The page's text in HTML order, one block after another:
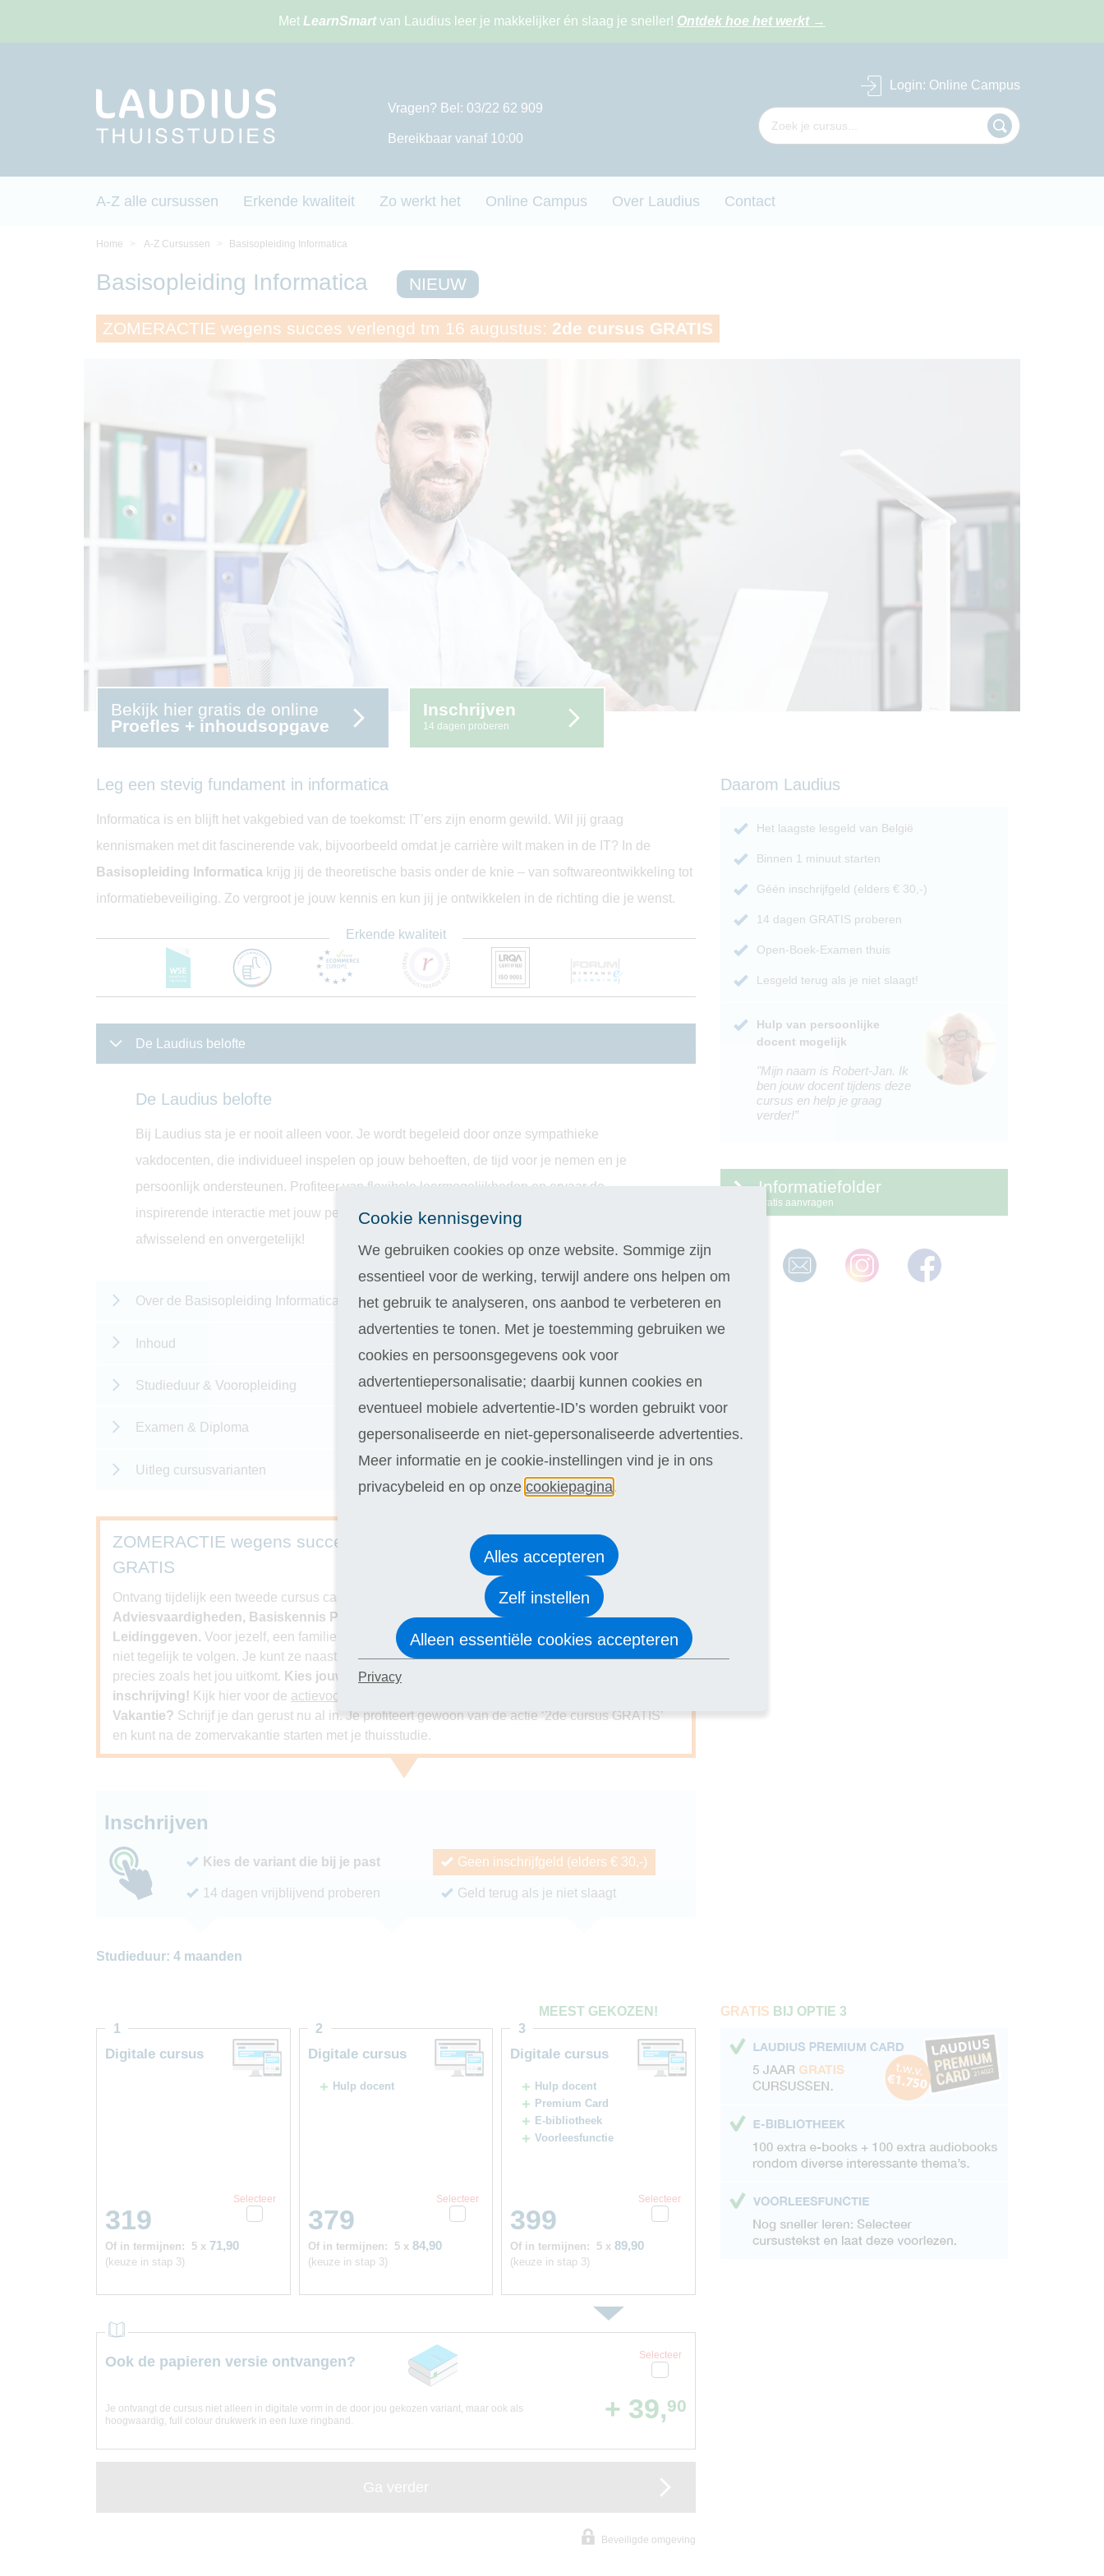
Met LearnSmartvan Laudius leer je makkelijker én slaag je sneller! Ontdek hoe het werkt →
Login: Online Campus
Vragen? Bel: 03/22 62 909
Bereikbaar vanaf 10:00
A-Z alle cursussen Erkende kwaliteit Zo werkt het Online Campus Over Laudius Contact
Home A-Z Cursussen Basisopleiding Informatica
Basisopleiding Informatica NIEUW
ZOMERACTIE wegens succes verlengd tm 16 augustus: 2de cursus GRATIS
Bekijk hier gratis de online
Proefles + inhoudsopgave
Inschrijven
14 dagen proberen
Leg een stevig fundament in informatica
Informatica is en blijft het vakgebied van de toekomst: IT’ers zijn enorm gewild. Wil jij graag
kennismaken met dit fascinerende vak, bijvoorbeeld omdat je carrière wilt maken in de IT? In de
Basisopleiding Informatica krijg jij de theoretische basis onder de knie – van softwareontwikkeling tot
informatiebeveiliging. Zo vergroot je jouw kennis en kun jij je ontwikkelen in de richting die je wenst.
Erkende kwaliteit
De Laudius belofte
De Laudius belofte
Bij Laudius sta je er nooit alleen voor. Je wordt begeleid door onze sympathieke
vakdocenten, die individueel inspelen op jouw behoeften, de tijd voor je nemen en je
persoonlijk ondersteunen. Profiteer van flexibele leermogelijkheden en ervaar de
inspirerende interactie met jouw persoonlijke docent. Dit maakt jouw opleiding
afwisselend en onvergetelijk!
Over de Basisopleiding Informatica
Inhoud
Studieduur & Vooropleiding
Examen & Diploma
Uitleg cursusvarianten
ZOMERACTIE wegens succes verlengd tm 16 augustus: 2de cursus
GRATIS
Ontvang tijdelijk een tweede cursus cadeau bij je inschrijving! Kies uit de gratis cursussen
Adviesvaardigheden, Basiskennis Psychologie, Creatief schrijven, Gesprekstechnieken of
Leidinggeven. Voor jezelf, een familielid, vriend of kennis. Je hoeft de twee cursussen uiteraard
niet tegelijk te volgen. Je kunt ze naast elkaar doen, maar ook eerst de één en later de ander,
precies zoals het jou uitkomt. Kies jouw GRATIS cursus in de volgende stap van je
inschrijving! Kijk hier voor de actievoorwaarden
Vakantie? Schrijf je dan gerust nu al in. Je profiteert gewoon van de actie ‘2de cursus GRATIS’
en kunt na de zomervakantie starten met je thuisstudie.
Inschrijven
Kies de variant die bij je past Geen inschrijfgeld (elders € 30,-)
14 dagen vrijblijvend proberen Geld terug als je niet slaagt
Studieduur: 4 maanden
Daarom Laudius
Het laagste lesgeld van België
Binnen 1 minuut starten
Géén inschrijfgeld (elders € 30,-)
14 dagen GRATIS proberen
Open-Boek-Examen thuis
Lesgeld terug als je niet slaagt!
Hulp van persoonlijke
docent mogelijk
"Mijn naam is Robert-Jan. Ik
ben jouw docent tijdens deze
cursus en help je graag
verder!”
Informatiefolder
gratis aanvragen
Digitale cursus
319
Selecteer
Of in termijnen: 5 x 71,90
(keuze in stap 3)
1
Digitale cursus
Hulp docent
379
Selecteer
Of in termijnen: 5 x 84,90
(keuze in stap 3)
2
MEEST GEKOZEN!
Digitale cursus
Hulp docent
Premium Card
E-bibliotheek
Voorleesfunctie
399
Selecteer
Of in termijnen: 5 x 89,90
(keuze in stap 3)
3
Ook de papieren versie ontvangen?
Je ontvangt de cursus niet alleen in digitale vorm in de door jou gekozen variant, maar ook als
hoogwaardig, full colour drukwerk in een luxe ringband.
Selecteer
+ 39,90
Beveiligde omgeving
GRATIS BIJ OPTIE 3
Cookie kennisgeving
We gebruiken cookies op onze website. Sommige zijn
essentieel voor de werking, terwijl andere ons helpen om
het gebruik te analyseren, ons aanbod te verbeteren en
advertenties te tonen. Met je toestemming gebruiken we
cookies en persoonsgegevens ook voor
advertentiepersonalisatie; daarbij kunnen cookies en
eventueel mobiele advertentie-ID’s worden gebruikt voor
gepersonaliseerde en niet-gepersonaliseerde advertenties.
Meer informatie en je cookie-instellingen vind je in ons
privacybeleid en op onze cookiepagina .
Alles accepteren
Zelf instellen
Alleen essentiële cookies accepteren
Privacy